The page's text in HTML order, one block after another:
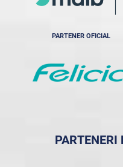
PARTENER OFICIAL